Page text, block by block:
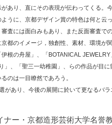
あり、直にその表現が伝わってくる。
うに、京都デザイン賞の特色は何と云
査には面白みもあり、また反面審査で
都のイメージ，独創性、素材、環境が
根の舟屋」、「BOTANICAL JEWELRY
」、「聖三一幼稚園」、らの作品が目
のは一目瞭然であろう。
あり、今後の展開に於いて更なるバ
ー・京都造形芸術大学名誉教